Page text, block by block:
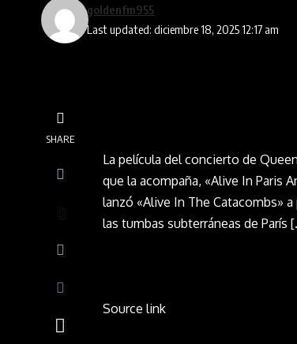
Last updated: diciembre 18, 2025 12:17 am
goldenfm955
SHARE
La película del concierto de
que la acompaña, «Alive In Paris
lanzó «Alive In The Catacombs»
las tumbas subterráneas de París
Source link